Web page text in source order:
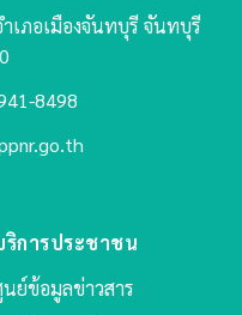
ำเภอเมืองจันทบุรี จันทบุรี
8498
ริการประชาชน
ย์ข้อมูลข่าวสาร